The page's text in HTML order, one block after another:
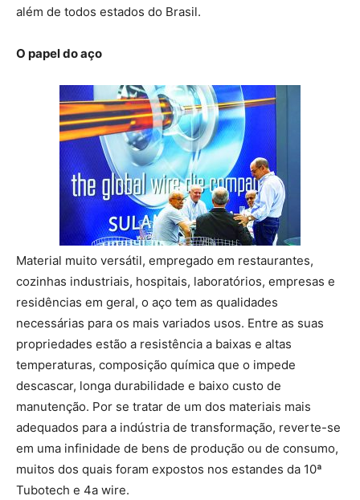
além de todos estados do Brasil.
O papel do aço
Material muito versátil, empregado em restaurantes,
cozinhas industriais, hospitais, laboratórios, empresas e
residências em geral, o aço tem as qualidades
necessárias para os mais variados usos. Entre as suas
propriedades estão a resistência a baixas e altas
temperaturas, composição química que o impede
descascar, longa durabilidade e baixo custo de
manutenção. Por se tratar de um dos materiais mais
adequados para a indústria de transformação, reverte-se
em uma infinidade de bens de produção ou de consumo,
muitos dos quais foram expostos nos estandes da 10ª
Tubotech e 4a wire.